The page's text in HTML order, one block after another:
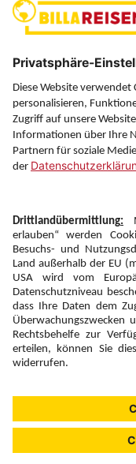
Über
Service
Folgen
Newsletter:
Fairness und
Copyright